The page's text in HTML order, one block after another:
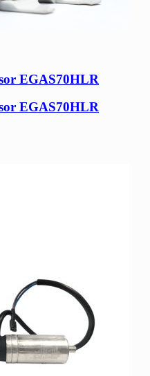
EGAS70HLR
EGAS70HLR